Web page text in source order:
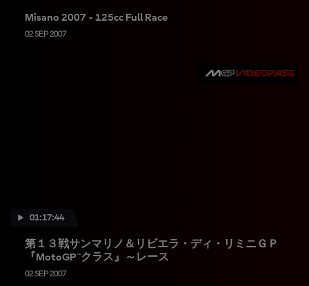
Misano 2007 - 125cc Full Race
02 SEP 2007
01:17:44
第１３戦サンマリノ＆リビエラ・ディ・リミニＧＰ
『MotoGP™クラス』～レース
02 SEP 2007